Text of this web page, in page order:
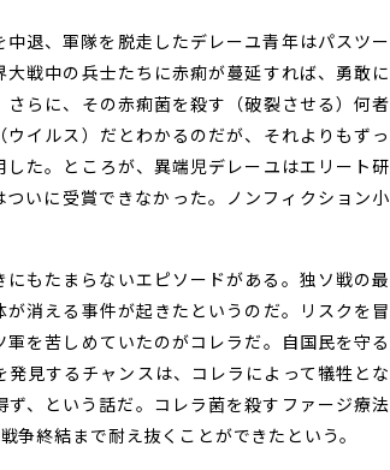
退、軍隊を脱走したデレーユ青年はパスツー
戦中の兵士たちに赤痢が蔓延すれば、勇敢に
らに、その赤痢菌を殺す（破裂させる）何者
イルス）だとわかるのだが、それよりもずっ
た。ところが、異端児デレーユはエリート研
いに受賞できなかった。ノンフィクション小
もたまらないエピソードがある。独ソ戦の最
消える事件が起きたというのだ。リスクを冒
を苦しめていたのがコレラだ。自国民を守る
見するチャンスは、コレラによって犠牲とな
、という話だ。コレラ菌を殺すファージ療法
争終結まで耐え抜くことができたという。